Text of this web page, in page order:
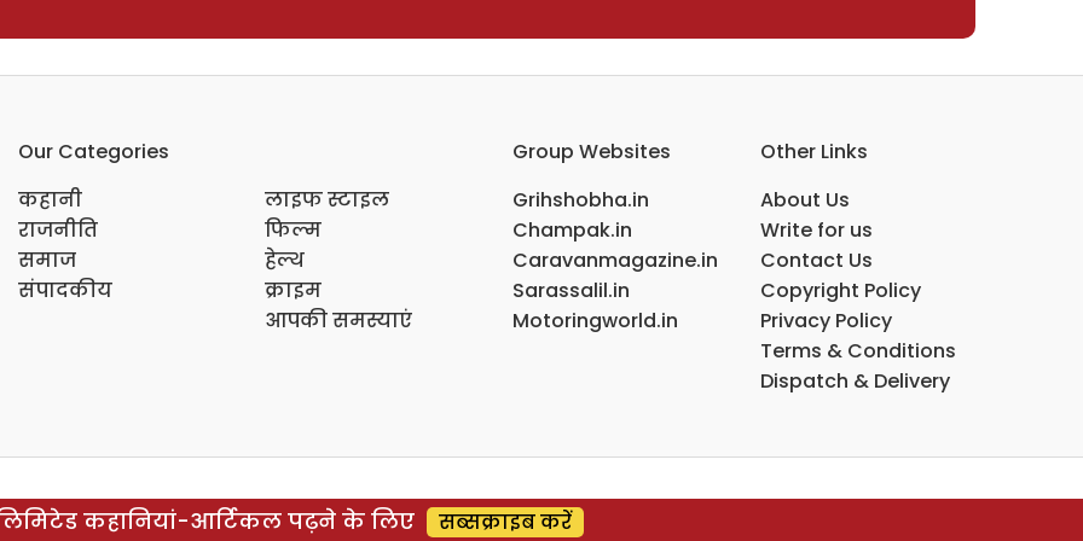
Our Categories
कहानी
राजनीति
समाज
संपादकीय
लाइफ स्टाइल
फिल्म
हेल्थ
क्राइम
आपकी समस्याएं
Group Websites
Grihshobha.in
Champak.in
Caravanmagazine.in
Sarassalil.in
Motoringworld.in
Other Links
About Us
Write for us
Contact Us
Copyright Policy
Privacy Policy
Terms & Conditions
Dispatch & Delivery
कहानियां-आर्टिकल पढ़ने के लिए सब्सक्राइब करें